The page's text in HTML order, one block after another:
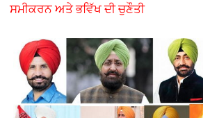
ਸਮੀਕਰਨ ਅਤੇ ਭਵਿੱਖ ਦੀ ਚੁਣੌਤੀ